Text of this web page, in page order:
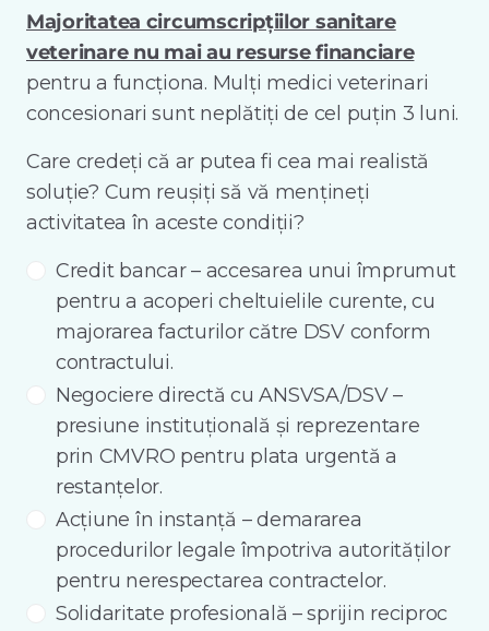
Majoritatea circumscripțiilor sanitare
veterinare nu mai au resurse financiare
pentru a funcționa. Mulți medici veterinari
concesionari sunt neplătiți de cel puțin 3 luni.
Care credeți că ar putea fi cea mai realistă
soluție? Cum reușiți să vă mențineți
activitatea în aceste condiții?
Credit bancar – accesarea unui împrumut
pentru a acoperi cheltuielile curente, cu
majorarea facturilor către DSV conform
contractului.
Negociere directă cu ANSVSA/DSV –
presiune instituțională și reprezentare
prin CMVRO pentru plata urgentă a
restanțelor.
Acțiune în instanță – demararea
procedurilor legale împotriva autorităților
pentru nerespectarea contractelor.
Solidaritate profesională – sprijin reciproc